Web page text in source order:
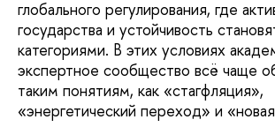
глобального регулирования, где
государства и устойчивость
категориями. В этих условиях
экспертное сообщество всё чаще
таким понятиям, как «стагфляция»,
«энергетический переход» и